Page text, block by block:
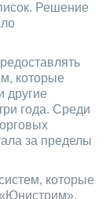
Решение
которые
другие
года. Среди
за пределы
которые